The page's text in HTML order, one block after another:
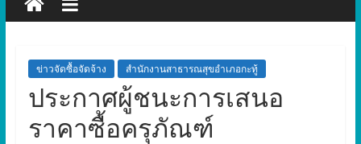
ประกาศผู้ชนะการเสนอรา ซื้อวัสดุงานบ้านงานครัว โดยวิธีเฉพาะ
เจาะจง
เจาะจงข่าวจัดซื้อจัดจ้าง สำนักงานสาธารณสุขอำเภอกะทู้
ประกาศผู้ชนะการเสนอ
ราคาซื้อครุภัณฑ์